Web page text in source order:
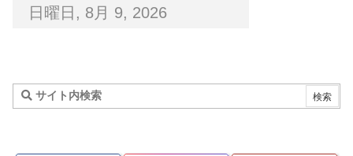
日曜日, 8月 9, 2026